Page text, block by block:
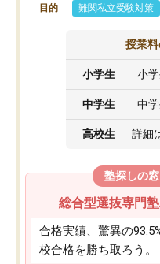
目的 難関私立受験対策
授業
小学生 小
中学生 中
高校生 詳細
塾探しの
総合型選抜専門
合格実績、驚異の
校合格を勝ち取ろう。